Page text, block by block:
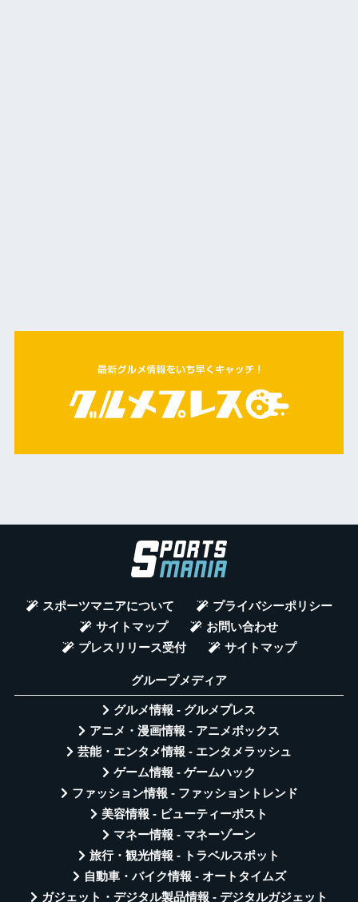
スポーツマニアについて
プライバシーポリシー
サイトマップ
お問い合わせ
プレスリリース受付
サイトマップ
グループメディア
グルメ情報 - グルメプレス
アニメ・漫画情報 - アニメボックス
芸能・エンタメ情報 - エンタメラッシュ
ゲーム情報 - ゲームハック
ファッション情報 - ファッショントレンド
美容情報 - ビューティーポスト
マネー情報 - マネーゾーン
旅行・観光情報 - トラベルスポット
自動車・バイク情報 - オートタイムズ
ガジェット・デジタル製品情報 - デジタルガジェット